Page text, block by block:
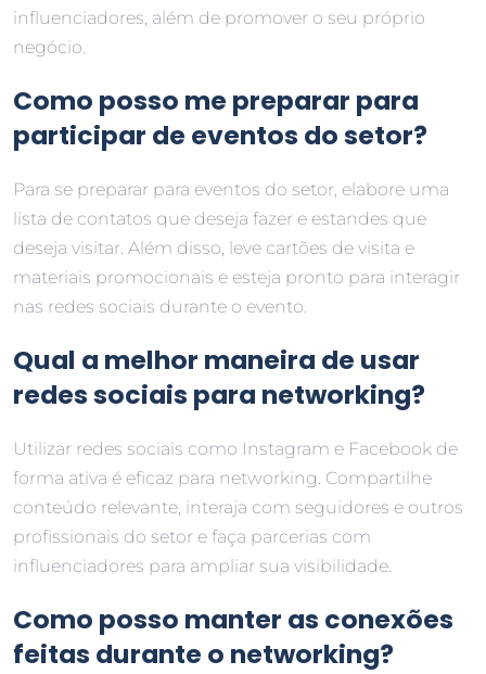
influenciadores, além de promover o seu próprio
negócio.
Como posso me preparar para
participar de eventos do setor?
Para se preparar para eventos do setor, elabore uma
lista de contatos que deseja fazer e estandes que
deseja visitar. Além disso, leve cartões de visita e
materiais promocionais e esteja pronto para interagir
nas redes sociais durante o evento.
Qual a melhor maneira de usar
redes sociais para networking?
Utilizar redes sociais como Instagram e Facebook de
forma ativa é eficaz para networking. Compartilhe
conteúdo relevante, interaja com seguidores e outros
profissionais do setor e faça parcerias com
influenciadores para ampliar sua visibilidade.
Como posso manter as conexões
feitas durante o networking?